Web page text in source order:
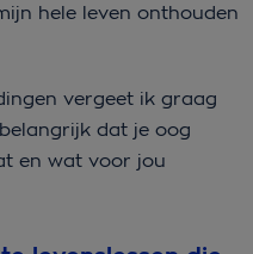
hele leven onthouden
vergeet ik graag
dat je oog
en wat voor jou